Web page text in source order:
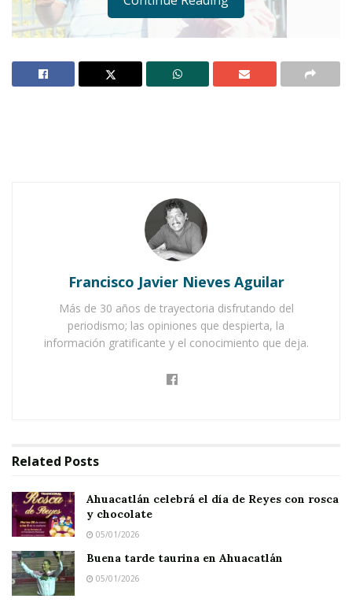
Caminábamos en sentido opuesto. Lo miré y me
pregunté a mí mismo, “¿Será o no será?”. La
duda me asaltó. Detuve mi marcha y al
acercarse a mí, solté la pregunta: “¿Poly?”. “Sí,
soy yo»”, me dijo.
Notas Relacionadas
El afamado ex vocalista de Vaqueros me miró
que preguntaba: “¿Fuiste tú gerente del hotel
Corita?”…
Tras asentir nos dimos un fraternal abrazo para
luego enfrascarnos en un breve pero ameno
Francisco Javier Nieves Aguilar
Más de 30 años de trayectoria disfrutando del
periodismo; las opiniones que despierta, la
información gratificante y el conocimiento que deja.
Related Posts
Ahuacatlán celebrá el día de Reyes con rosca
y chocolate
05/01/2026
Buena tarde taurina en Ahuacatlán
05/01/2026